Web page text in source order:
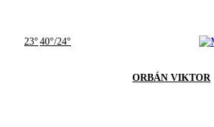
23° 40°/24°
ORBÁN VIKTOR